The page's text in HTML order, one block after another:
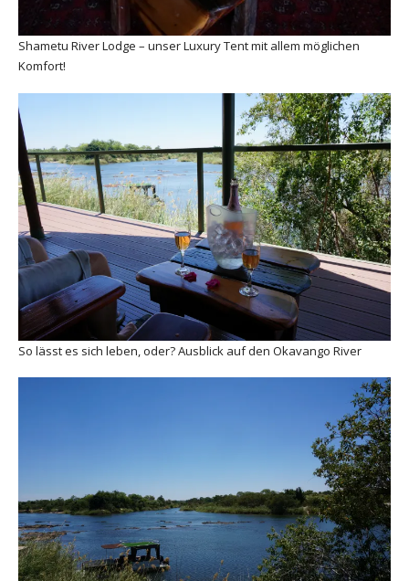
Shametu River Lodge – unser Luxury Tent mit allem möglichen
Komfort!
So lässt es sich leben, oder? Ausblick auf den Okavango River